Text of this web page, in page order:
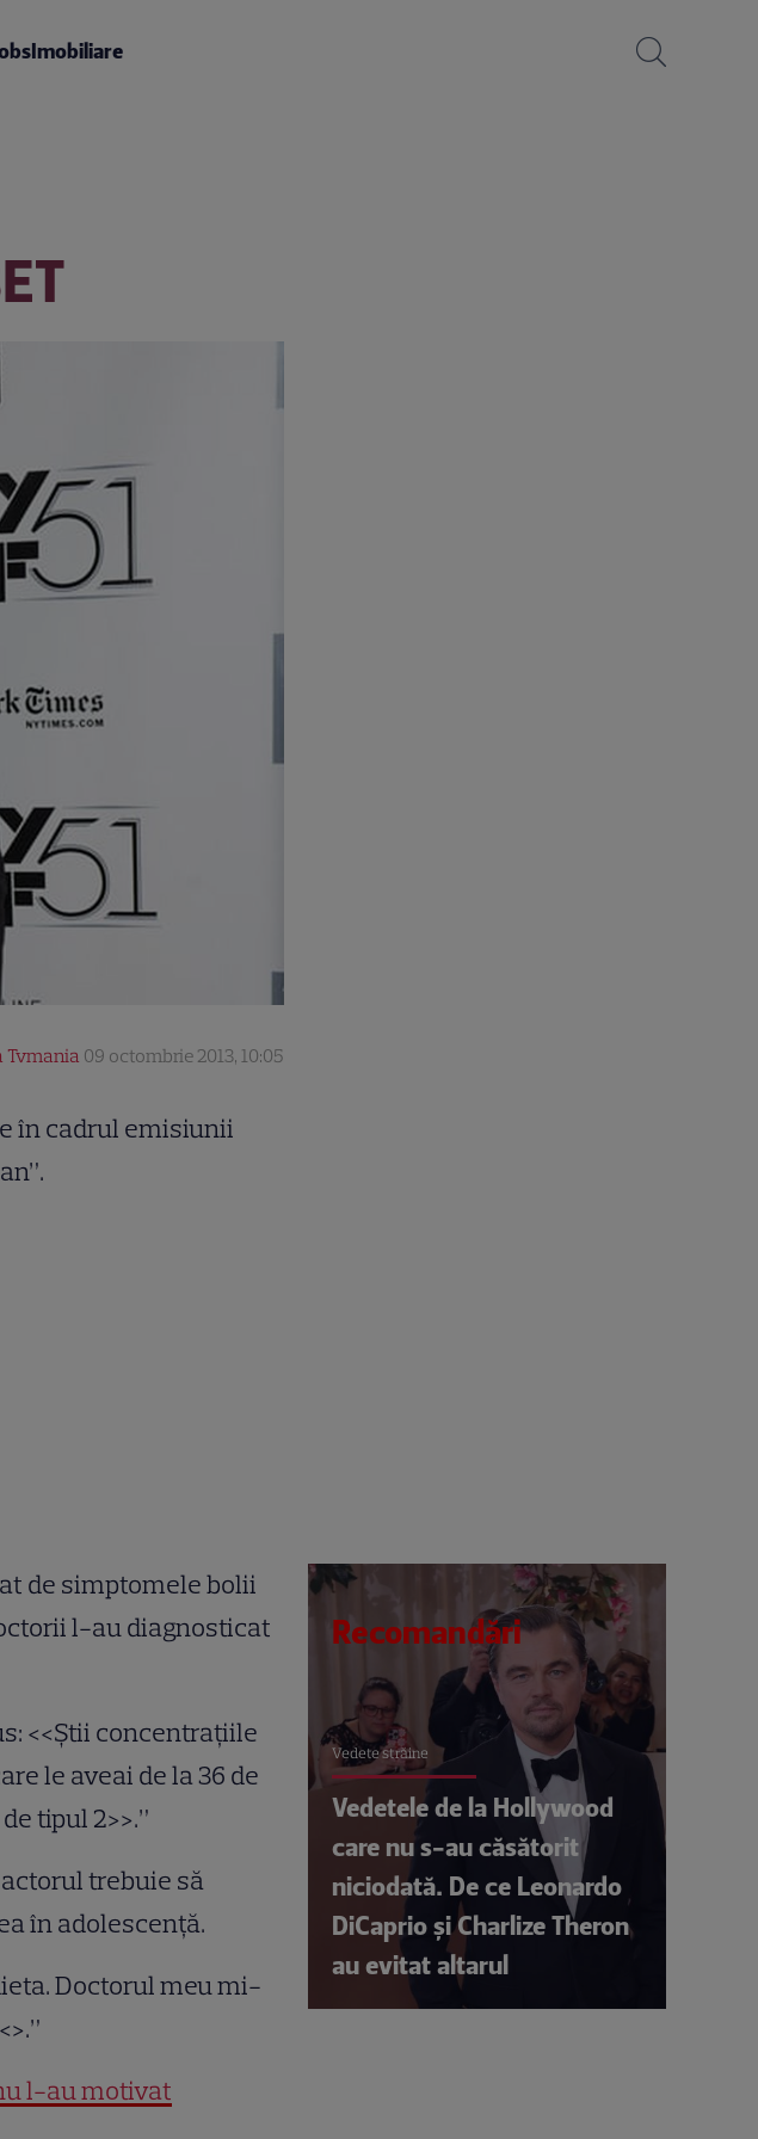
Imobiliare
Tvmania 09 octombrie 2013, 10:05
în cadrul emisiunii
de simptomele bolii
l-au diagnosticat
<<Ştii concentraţiile
le aveai de la 36 de
tipul 2>>.”
trebuie să
în adolescenţă.
Doctorul meu mi-
>.”
l-au motivat
Recomandări
Vedete străine
Vedetele de la Hollywood
care nu s-au căsătorit
niciodată. De ce Leonardo
DiCaprio și Charlize Theron
au evitat altarul